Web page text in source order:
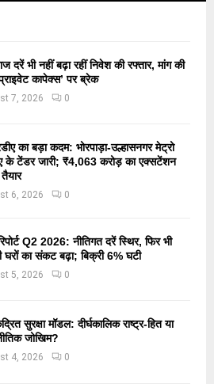
दरें भी नहीं बढ़ा रहीं निवेश की रफ्तार, मांग की
कापेक्स’ पर ब्रेक
7, 2026 0
का बड़ा कदम: भोरपाड़ा-उल्हासनगर मेट्रो
के टेंडर जारी; ₹4,063 करोड़ का एक्सटेंशन
6, 2026 0
Q2 2026: नीतिगत दरें स्थिर, फिर भी
घरों का संकट बढ़ा; बिक्री 6% घटी
5, 2026 0
सुरक्षा मॉडल: दीर्घकालिक राष्ट्र-हित या
जोखिम?
4, 2026 0